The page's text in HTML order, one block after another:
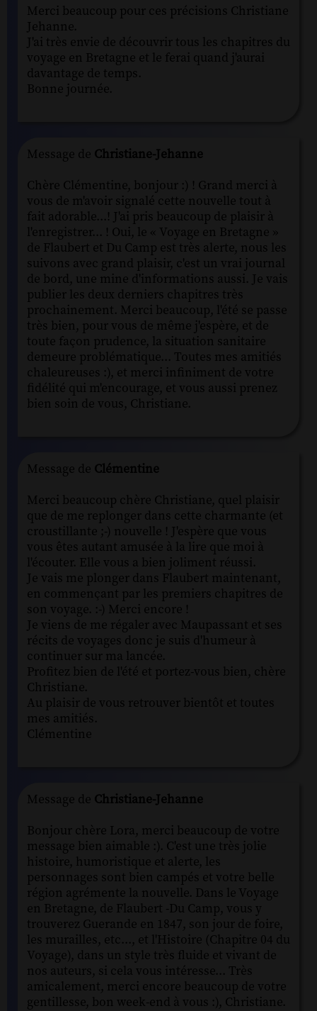
Merci beaucoup pour ces précisions Christiane
Jehanne.
J'ai très envie de découvrir tous les chapitres du
voyage en Bretagne et le ferai quand j'aurai
davantage de temps.
Bonne journée.
Message de Christiane-Jehanne
Chère Clémentine, bonjour :) ! Grand merci à
vous de m'avoir signalé cette nouvelle tout à
fait adorable...! J'ai pris beaucoup de plaisir à
l'enregistrer... ! Oui, le « Voyage en Bretagne »
de Flaubert et Du Camp est très alerte, nous les
suivons avec grand plaisir, c'est un vrai journal
de bord, une mine d'informations aussi. Je vais
publier les deux derniers chapitres très
prochainement. Merci beaucoup, l'été se passe
très bien, pour vous de même j'espère, et de
toute façon prudence, la situation sanitaire
demeure problématique... Toutes mes amitiés
chaleureuses :), et merci infiniment de votre
fidélité qui m'encourage, et vous aussi prenez
bien soin de vous, Christiane.
Message de Clémentine
Merci beaucoup chère Christiane, quel plaisir
que de me replonger dans cette charmante (et
croustillante ;-) nouvelle ! J'espère que vous
vous êtes autant amusée à la lire que moi à
l'écouter. Elle vous a bien joliment réussi.
Je vais me plonger dans Flaubert maintenant,
en commençant par les premiers chapitres de
son voyage. :-) Merci encore !
Je viens de me régaler avec Maupassant et ses
récits de voyages donc je suis d'humeur à
continuer sur ma lancée.
Profitez bien de l'été et portez-vous bien, chère
Christiane.
Au plaisir de vous retrouver bientôt et toutes
mes amitiés.
Clémentine
Message de Christiane-Jehanne
Bonjour chère Lora, merci beaucoup de votre
message bien aimable :). C'est une très jolie
histoire, humoristique et alerte, les
personnages sont bien campés et votre belle
région agrémente la nouvelle. Dans le Voyage
en Bretagne, de Flaubert -Du Camp, vous y
trouverez Guerande en 1847, son jour de foire,
les murailles, etc..., et l'Histoire (Chapitre 04 du
Voyage), dans un style très fluide et vivant de
nos auteurs, si cela vous intéresse... Très
amicalement, merci encore beaucoup de votre
gentillesse, bon week-end à vous :), Christiane.